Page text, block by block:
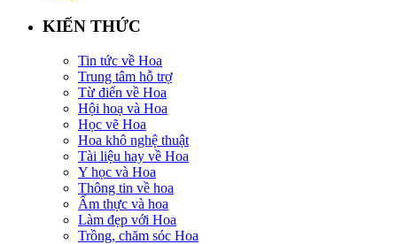
KIẾN THỨC
Tin tức về Hoa
Trung tâm hỗ trợ
Từ điển về Hoa
Hội hoạ và Hoa
Học vẽ Hoa
Hoa khô nghệ thuật
Tài liệu hay về Hoa
Y học và Hoa
Thông tin về hoa
Ẩm thực và hoa
Làm đẹp với Hoa
Trồng, chăm sóc Hoa